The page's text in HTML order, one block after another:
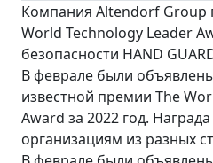
Компания Altendorf Group
World Technology Leader
безопасности HAND
В феврале были
известной премии The
Award за 2022 год.
организациям из разных